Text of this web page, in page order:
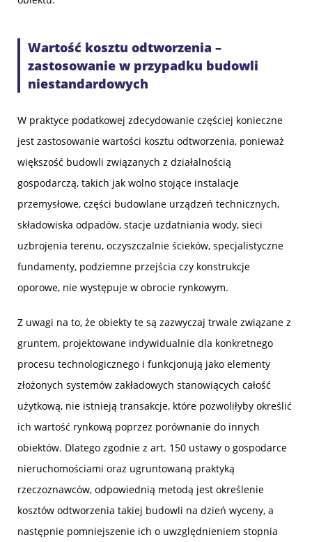
Wartość kosztu odtworzenia –
zastosowanie w przypadku budowli
niestandardowych
W praktyce podatkowej zdecydowanie częściej konieczne
jest zastosowanie wartości kosztu odtworzenia, ponieważ
większość budowli związanych z działalnością
gospodarczą, takich jak wolno stojące instalacje
przemysłowe, części budowlane urządzeń technicznych,
składowiska odpadów, stacje uzdatniania wody, sieci
uzbrojenia terenu, oczyszczalnie ścieków, specjalistyczne
fundamenty, podziemne przejścia czy konstrukcje
oporowe, nie występuje w obrocie rynkowym.
Z uwagi na to, że obiekty te są zazwyczaj trwale związane z
gruntem, projektowane indywidualnie dla konkretnego
procesu technologicznego i funkcjonują jako elementy
złożonych systemów zakładowych stanowiących całość
użytkową, nie istnieją transakcje, które pozwoliłyby określić
ich wartość rynkową poprzez porównanie do innych
obiektów. Dlatego zgodnie z art. 150 ustawy o gospodarce
nieruchomościami oraz ugruntowaną praktyką
rzeczoznawców, odpowiednią metodą jest określenie
kosztów odtworzenia takiej budowli na dzień wyceny, a
następnie pomniejszenie ich o uwzględnieniem stopnia